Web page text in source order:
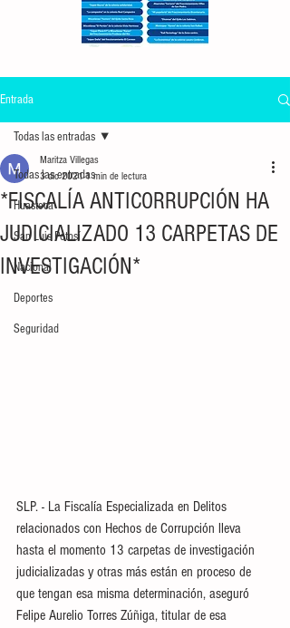
Entrada
Todas las entradas
Huasteca
San Luis Potosí
Nacional
Deportes
Seguridad
Todas las entradas
*FISCALÍA ANTICORRUPCIÓN HA
JUDICIALIZADO 13 CARPETAS DE
INVESTIGACIÓN*
Maritza Villegas
3 dic 20211 min de lectura
SLP. - La Fiscalía Especializada en Delitos
relacionados con Hechos de Corrupción lleva
hasta el momento 13 carpetas de investigación
judicializadas y otras más están en proceso de
que tengan esa misma determinación, aseguró
Felipe Aurelio Torres Zúñiga, titular de esa